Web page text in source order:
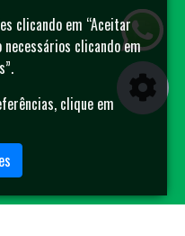
clicando em “Aceitar
clicando em
clique em